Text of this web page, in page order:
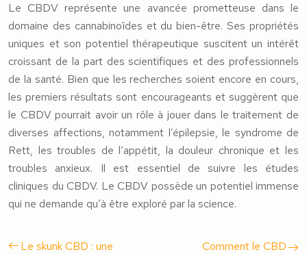
Le CBDV représente une avancée prometteuse dans le
domaine des cannabinoïdes et du bien-être. Ses propriétés
uniques et son potentiel thérapeutique suscitent un intérêt
croissant de la part des scientifiques et des professionnels
de la santé. Bien que les recherches soient encore en cours,
les premiers résultats sont encourageants et suggèrent que
le CBDV pourrait avoir un rôle à jouer dans le traitement de
diverses affections, notamment l’épilepsie, le syndrome de
Rett, les troubles de l’appétit, la douleur chronique et les
troubles anxieux. Il est essentiel de suivre les études
cliniques du CBDV. Le CBDV possède un potentiel immense
qui ne demande qu’à être exploré par la science.
Le skunk CBD : une
Comment le CBD